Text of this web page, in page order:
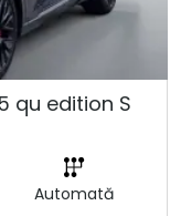
qu edition S
Automată